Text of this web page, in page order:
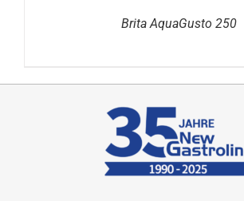
Brita AquaGusto 250